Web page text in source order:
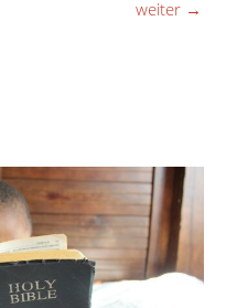
weiter →